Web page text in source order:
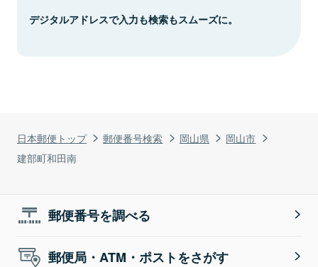
日本郵便トップ 郵便番号検索 岡山県
岡山市
建部町和田南
デジタルアドレスで入力も検索もスムーズに。
郵便番号を調べる
郵便局・ATM・ポストをさがす